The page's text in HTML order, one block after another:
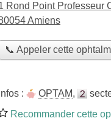
Rond Point Professeur
Amiens
📞 Appeler cette
Infos : OPTAM,
Recommander cette